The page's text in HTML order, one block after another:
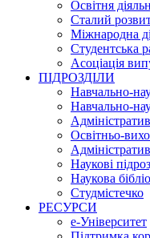
Освітня
Сталий
Міжнародна
Студентська
Асоціація
ПІДРОЗДІЛИ
Навчально-
Навчально-
Освітньо-
Наукові
Наукова
Студмістечко
РЕСУРСИ
е-Університет